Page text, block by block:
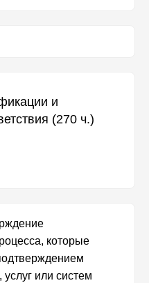
и
(270 ч.)
которые
услуг или систем